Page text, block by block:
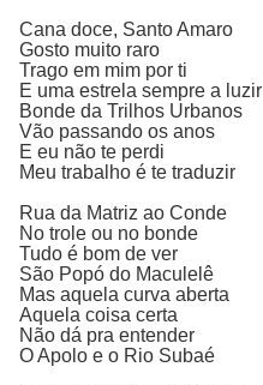
Cana doce, Santo Amaro
Gosto muito raro
Trago em mim por ti
E uma estrela sempre a luzir
Bonde da Trilhos Urbanos
Vão passando os anos
E eu não te perdi
Meu trabalho é te traduzir
Rua da Matriz ao Conde
No trole ou no bonde
Tudo é bom de ver
São Popó do Maculelê
Mas aquela curva aberta
Aquela coisa certa
Não dá pra entender
O Apolo e o Rio Subaé